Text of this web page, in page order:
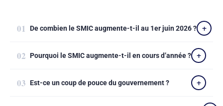
De combien le SMIC augmente-t-il au 1er juin 2026 ?
Pourquoi le SMIC augmente-t-il en cours d’année ?
Est-ce un coup de pouce du gouvernement ?